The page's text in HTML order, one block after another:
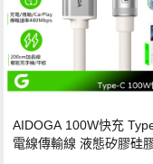
AIDOGA 100W快充
電線傳輸線 液態矽膠硅膠